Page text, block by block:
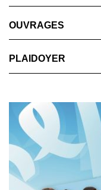
OUVRAGES
PLAIDOYER